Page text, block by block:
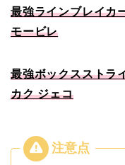
最強ラインブレイカ
モービレ
最強ボックスストラ
カク ジェコ